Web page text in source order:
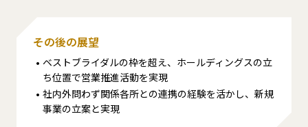
その後の展望
ベストブライダルの枠を超え、ホールディングスの立
ち位置で営業推進活動を実現
社内外問わず関係各所との連携の経験を活かし、新規
事業の立案と実現